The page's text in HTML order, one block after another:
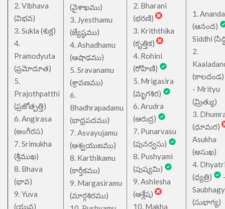
2. Vibhava
(విభవ)
3. Sukla (శుక్ల)
4.
Pramodyuta
(ప్రమోదూత)
5.
Prajothpatthi
(ప్రజోత్పత్తి)
6. Angirasa
(అంగీరస)
7. Srimukha
(శ్రీముఖ)
8. Bhava
(భావ)
9. Yuva
(యువ)
(వైశాఖము)
3. Jyesthamu
(జ్యేష్ఠము)
4. Ashadhamu
(ఆషాఢము)
5. Sravanamu
(శ్రావణము)
6.
Bhadhrapadamu
(బాధ్రపదము)
7. Asvayujamu
(ఆశ్వయుజము)
8. Karthikamu
(కార్తీకము)
9. Margasiramu
(మార్గశిరము)
2. Bharani
(భరణి)
3. Kriththika
(కృత్తిక)
4. Rohini
(రోహిణి)
5. Mrigasira
(మృగశిర)
6. Arudra
(ఆరుద్ర)
7. Punarvasu
(పునర్వసు)
8. Pushyami
(పుష్యమి)
9. Ashlesha
(ఆశ్లేష)
10. Makha
1. Ananda
(ఆనంద)
Siddhi
2.
(కాలదండ)
- Mrityu
(మ్రిత్యు)
3.
(ధూమర)
Asukha
(అసుఖ)
4.
(ధ్యత్రి)
(సుభాగ్య)